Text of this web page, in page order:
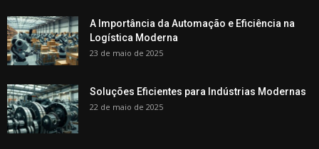
A Importância da Automação e Eficiência na
Logística Moderna
23 de maio de 2025
Soluções Eficientes para Indústrias Modernas
22 de maio de 2025